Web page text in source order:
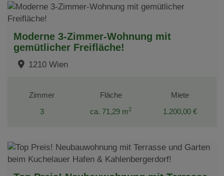
Moderne 3-Zimmer-Wohnung mit
gemütlicher Freifläche!
1210 Wien
Zimmer
3
Fläche
ca. 71,29 m2
Miete
1.200,00 €